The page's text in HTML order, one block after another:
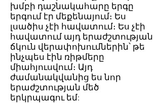
խմբի դաշնակահարը երգը
երգում էր մեքենայում։ Ես
լսածիս չէի հավատում։ Ես չէի
հավատում այդ երաժշտության
ճկուն վերափոխումներին՝ թե
ինչպես էին ռիթմերը
միահյուսվում։ Այդ
ժամանակվանից ես նոր
երաժշտության մեծ
երկրպագու եմ: